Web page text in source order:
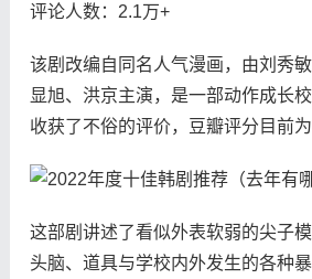
评论人数：2.1万+
该剧改编自同名人气漫画，由刘秀
显旭、洪京主演，是一部动作成长
收获了不俗的评价，豆瓣评分目前为
这部剧讲述了看似外表软弱的尖子
头脑、道具与学校内外发生的各种